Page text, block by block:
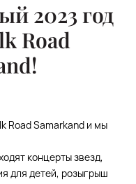
2023 год
Road
Road Samarkand и мы
концерты звезд,
для детей, розыгрыш